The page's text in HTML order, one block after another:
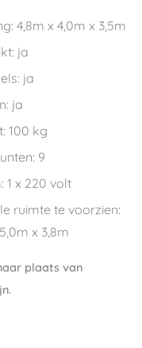
4,8m x 4,0m x 3,5m
ja
ja
ja
100 kg
9
1 x 220 volt
ruimte te voorzien:
x 3,8m
plaats van